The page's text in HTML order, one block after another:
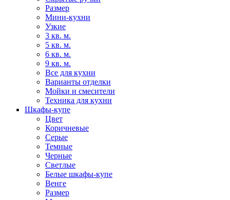
Размер
Мини-кухни
Узкие
3 кв. м.
5 кв. м.
6 кв. м.
9 кв. м.
Все для кухни
Варианты отделки
Мойки и смесители
Техника для кухни
Шкафы-купе
Цвет
Коричневые
Серые
Темные
Черные
Светлые
Белые шкафы-купе
Венге
Размер